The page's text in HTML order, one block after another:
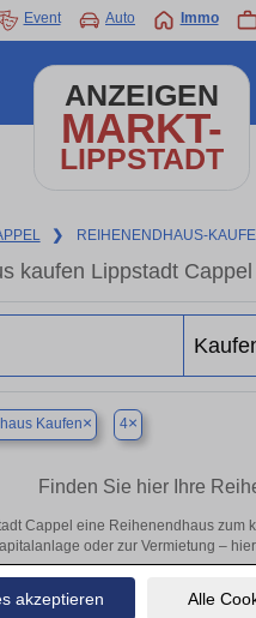
akzeptieren Alle
Event Auto Immo
ANZEIGEN
MARKT-
LIPPSTADT
❯ REIHENENDHAUS-
kaufen Lippstadt
Kaufen× 4×
Finden Sie hier Ihre
Cappel eine Reihenendhaus zum
oder zur Vermietung –
passenden Objekte finden.